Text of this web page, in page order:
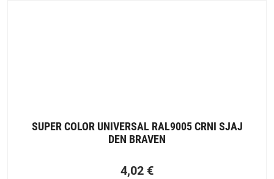
SUPER COLOR UNIVERSAL RAL9005 CRNI SJAJ
DEN BRAVEN
4,02 €